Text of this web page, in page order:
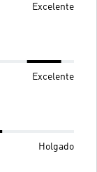
Excelente
Excelente
Holgado